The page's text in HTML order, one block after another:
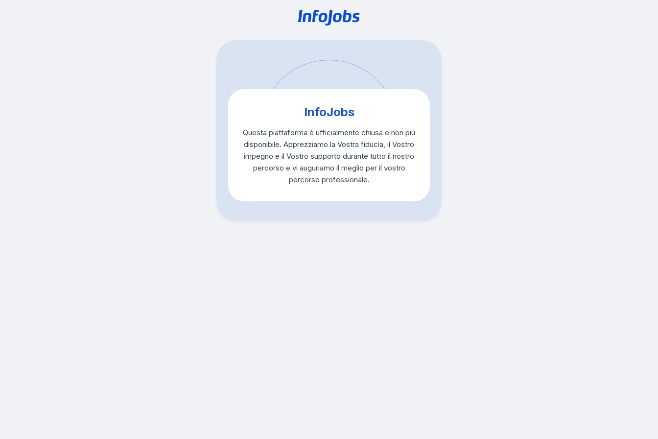
InfoJobs
Questa piattaforma è ufficialmente chiusa e non più
disponibile. Apprezziamo la Vostra fiducia, il Vostro
impegno e il Vostro supporto durante tutto il nostro
percorso e vi auguriamo il meglio per il vostro
percorso professionale.